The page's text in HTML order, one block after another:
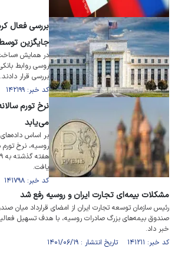
بررسی فعال
جایگزین
در همایش
روسی روابط
بررسی قرار دادند.
کد خبر: ۱۴۲۱۹۹ تاریخ انتشار : ۱۴۰۱/۰۷/۳۰
نرخ تورم
می‌یابد
بر اساس
یافت.
کد خبر: ۱۴۱۷۹۸ تاریخ انتشار : ۱۴۰۱/۰۷/۱۴
مشکلات بیمه‌ای تجارت ایران و روسیه رفع شد
رئیس سازمان توسعه تجارت ایران از امضای قرارداد میان
صندوق بیمه‌های بزرگ صادرات روسیه، با هدف تسهیل
خبر داد.
کد خبر: ۱۴۱۲۱۱ تاریخ انتشار : ۱۴۰۱/۰۶/۱۹